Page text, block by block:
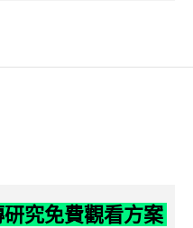
究免費觀看方案